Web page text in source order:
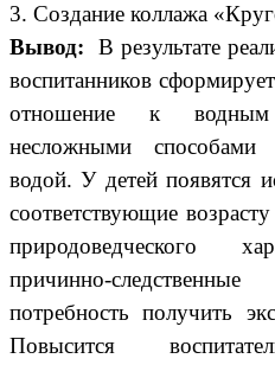
3. Создание коллажа
Вывод: В результате
воспитанников
отношение к водным
несложными способами
водой. У детей появятся
соответствующие
природоведческого
причинно-
потребность получить
Повысится